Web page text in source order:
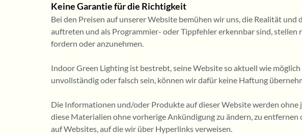
Keine Garantie für die Richtigkeit
Bei den Preisen auf unserer Website bemühen wir uns, die Realität
auftreten und als Programmier- oder Tippfehler erkennbar sind,
fordern oder anzunehmen.
Indoor Green Lighting ist bestrebt, seine Website so aktuell wie
unvollständig oder falsch sein, können wir dafür keine Haftung
Die Informationen und/oder Produkte auf dieser Website werden
diese Materialien ohne vorherige Ankündigung zu ändern, zu
auf Websites, auf die wir über Hyperlinks verweisen.